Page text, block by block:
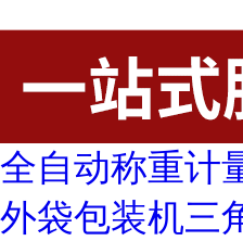
全自动称重计
外袋包装机三